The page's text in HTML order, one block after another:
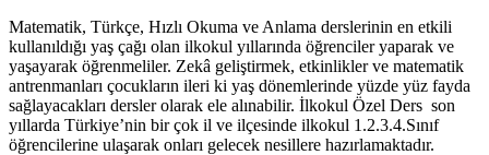
Matematik, Türkçe, Hızlı Okuma ve Anlama derslerinin en etkili
kullanıldığı yaş çağı olan ilkokul yıllarında öğrenciler yaparak ve
yaşayarak öğrenmeliler. Zekâ geliştirmek, etkinlikler ve matematik
antrenmanları çocukların ileri ki yaş dönemlerinde yüzde yüz fayda
sağlayacakları dersler olarak ele alınabilir. İlkokul Özel Ders son
yıllarda Türkiye’nin bir çok il ve ilçesinde ilkokul 1.2.3.4.Sınıf
öğrencilerine ulaşarak onları gelecek nesillere hazırlamaktadır.